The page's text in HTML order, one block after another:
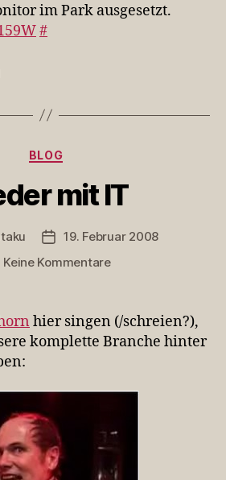
Park
im Park ausgesetzt.
#
Kategorien
BLOG
mit IT
Veröffentlichungsdatum
19. Februar 2008
Keine Kommentarezu
IT
hier singen (/schreien?),
komplette Branche hinter